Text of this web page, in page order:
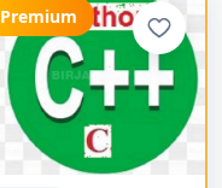
Premium